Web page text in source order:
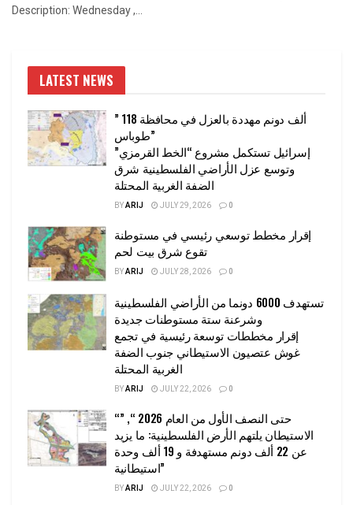
Description: Wednesday ,...
LATEST NEWS
” 118 ألف دونم مهددة بالعزل في محافظة
طوباس”
إسرائيل تستكمل مشروع “الخط القرمزي”
وتوسع عزل الأراضي الفلسطينية شرق
الضفة الغربية المحتلة
BYARIJ JULY 29, 2026 0
إقرار مخطط توسعي رئيسي في مستوطنة
تقوع شرق بيت لحم
BYARIJ JULY 28, 2026 0
تستهدف 6000 دونما من الأراضي الفلسطينية
وشرعنة ستة مستوطنات جديدة
إقرار مخططات توسعة رئيسية في تجمع
غوش عتصيون الاستيطاني جنوب الضفة
الغربية المحتلة
BYARIJ JULY 22, 2026 0
“حتى النصف الأول من العام 2026 “, ”
الاستيطان يلتهم الأرض الفلسطينية: ما يزيد
عن 22 ألف دونم مستهدفة و 19 ألف وحدة
استيطانية”
BYARIJ JULY 22, 2026 0